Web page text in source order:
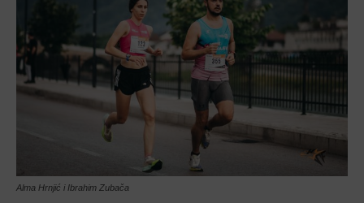
Alma Hrnjić i Ibrahim Zubača